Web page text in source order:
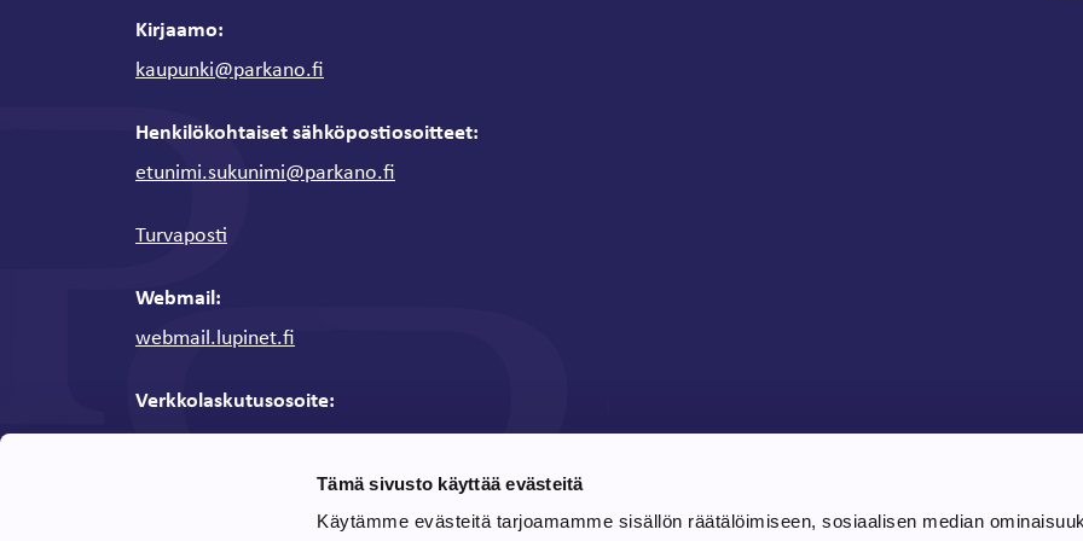
Tämä sivusto käyttää evästeitä
Käytämme evästeitä tarjoamamme sisällön räätälöimiseen, sosiaalisen median
Kirjaamo:
kaupunki@parkano.fi
Henkilökohtaiset sähköpostiosoitteet:
etunimi.sukunimi@parkano.fi
Turvaposti
Webmail:
webmail.lupinet.fi
Verkkolaskutusosoite:
Y-tunnus: 0136311-0
OVT-tunnus / Verkkolaskuosoite:003701363110
Verkkolaskuoperaattori: CGI